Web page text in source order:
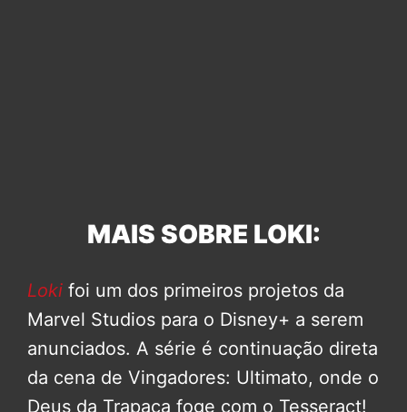
MAIS SOBRE LOKI:
Loki foi um dos primeiros projetos da
Marvel Studios para o Disney+ a serem
anunciados. A série é continuação direta
da cena de Vingadores: Ultimato, onde o
Deus da Trapaça foge com o Tesseract!